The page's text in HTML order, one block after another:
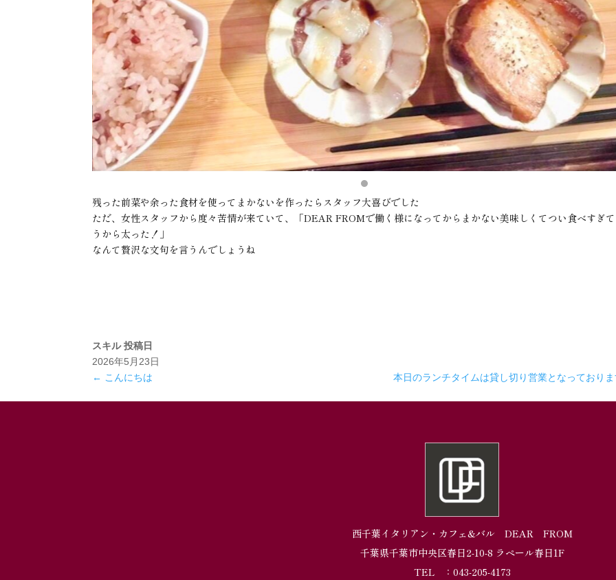
残った前菜や余った食材を使ってまかないを作ったらスタッフ大喜びでした
ただ、女性スタッフから度々苦情が来ていて、「DEAR FROMで働く様になってからまかない美味しくてつい食べすぎ
うから太った！」
なんて贅沢な文句を言うんでしょうね
スキル 投稿日
2026年5月23日
← こんにちは 本日のランチタイムは貸し切り営業となっており
西千葉イタリアン・カフェ&バル DEAR FROM
千葉県千葉市中央区春日2-10-8 ラペール春日1F
TEL ：043-205-4173